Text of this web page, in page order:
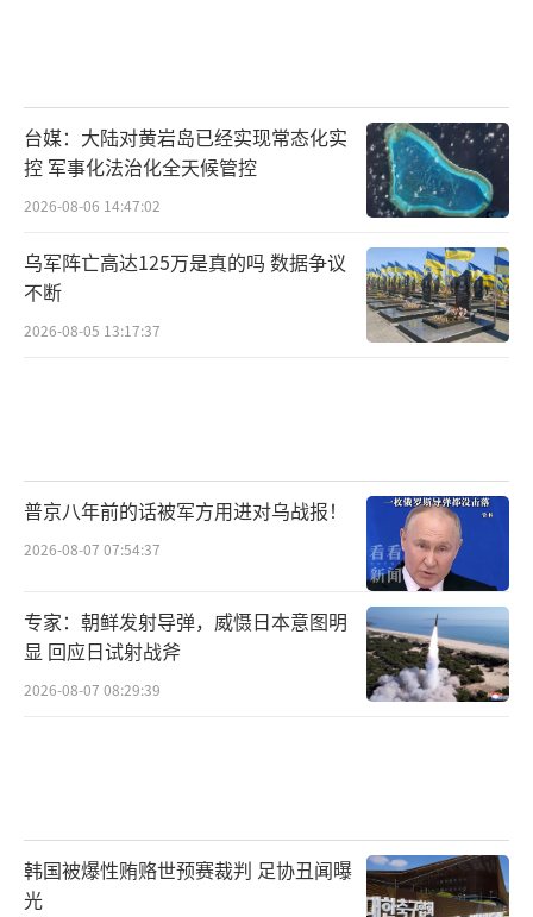
台媒：大陆对黄岩岛已经实现常态化实
控 军事化法治化全天候管控
2026-08-06 14:47:02
乌军阵亡高达125万是真的吗 数据争议
不断
2026-08-05 13:17:37
普京八年前的话被军方用进对乌战报！
2026-08-07 07:54:37
专家：朝鲜发射导弹，威慑日本意图明
显 回应日试射战斧
2026-08-07 08:29:39
韩国被爆性贿赂世预赛裁判 足协丑闻曝
光